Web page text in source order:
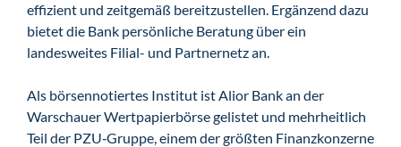
effizient und zeitgemäß bereitzustellen. Ergänzend dazu
bietet die Bank persönliche Beratung über ein
landesweites Filial- und Partnernetz an.
Als börsennotiertes Institut ist Alior Bank an der
Warschauer Wertpapierbörse gelistet und mehrheitlich
Teil der PZU‑Gruppe, einem der größten Finanzkonzerne